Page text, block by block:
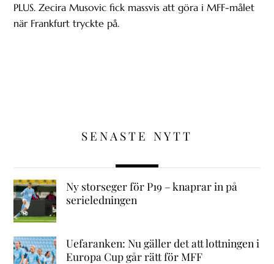
PLUS. Zecira Musovic fick massvis att göra i MFF-målet
när Frankfurt tryckte på.
SENASTE NYTT
Ny storseger för P19 – knaprar in på
serieledningen
Uefaranken: Nu gäller det att lottningen i
Europa Cup går rätt för MFF